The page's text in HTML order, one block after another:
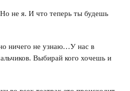
не я. И что теперь ты будешь
ничего не узнаю…У нас в
Выбирай кого хочешь и